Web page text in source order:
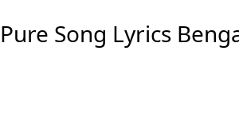
Song Lyrics